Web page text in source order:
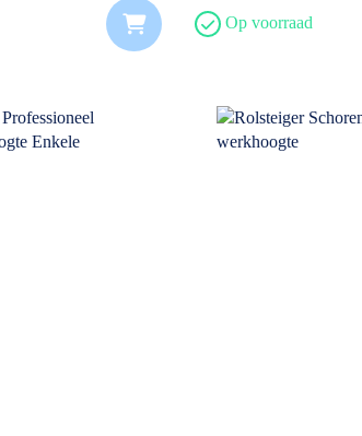
Op voorraad